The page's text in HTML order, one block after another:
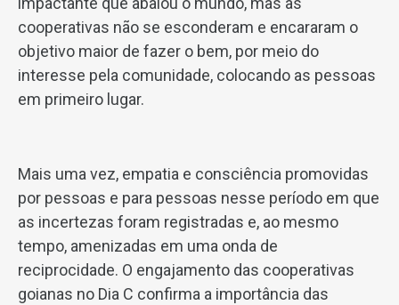
cooperativas não se esconderam e encararam o
objetivo maior de fazer o bem, por meio do
interesse pela comunidade, colocando as pessoas
em primeiro lugar.
Mais uma vez, empatia e consciência promovidas
por pessoas e para pessoas nesse período em que
as incertezas foram registradas e, ao mesmo
tempo, amenizadas em uma onda de
reciprocidade. O engajamento das cooperativas
goianas no Dia C confirma a importância das